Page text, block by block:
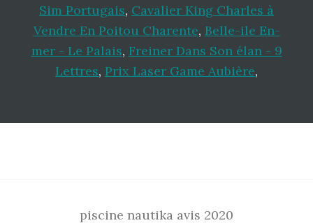
Sim Portugais, Cavalier King Charles à
Vendre En Poitou Charente, Belle-ile En-
mer - Le Palais, Freiner Dans Son élan - 9
Lettres, Prix Laser Game Aubière,
piscine nautika avis 2020